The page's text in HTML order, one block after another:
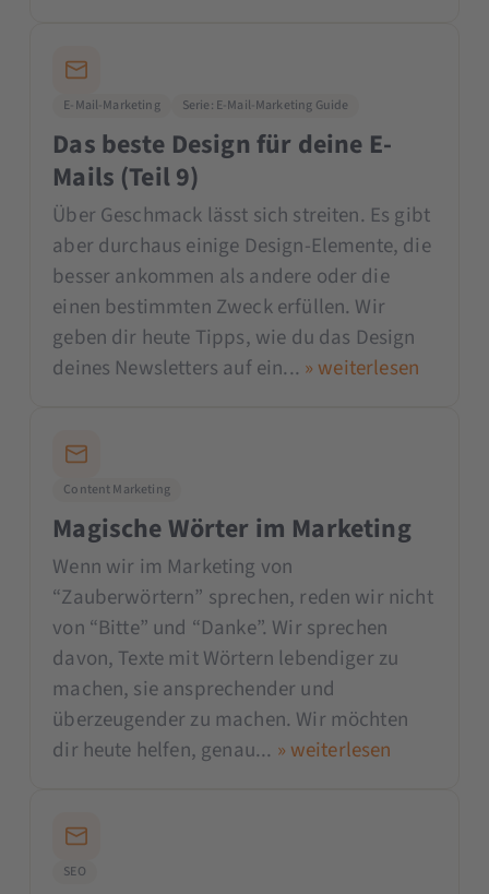
E-Mail-Marketing Serie: E-Mail-Marketing Guide
Das beste Design für deine E-
Mails (Teil 9)
Über Geschmack lässt sich streiten. Es gibt
aber durchaus einige Design-Elemente, die
besser ankommen als andere oder die
einen bestimmten Zweck erfüllen. Wir
geben dir heute Tipps, wie du das Design
deines Newsletters auf ein... » weiterlesen
Content Marketing
Magische Wörter im Marketing
Wenn wir im Marketing von
“Zauberwörtern” sprechen, reden wir nicht
von “Bitte” und “Danke”. Wir sprechen
davon, Texte mit Wörtern lebendiger zu
machen, sie ansprechender und
überzeugender zu machen. Wir möchten
dir heute helfen, genau... » weiterlesen
SEO